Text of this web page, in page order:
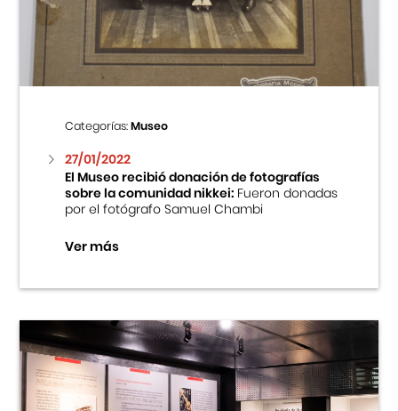
Centro Cultural Peruano Japonés
Museo de la Inmigración Japonesa
Fondo Editorial
Teatro Peruano Japonés
Categorías:Museo
27/01/2022
El Museo recibió donación de fotografías
sobre la comunidad nikkei:Fueron donadas
por el fotógrafo Samuel Chambi
Ver más